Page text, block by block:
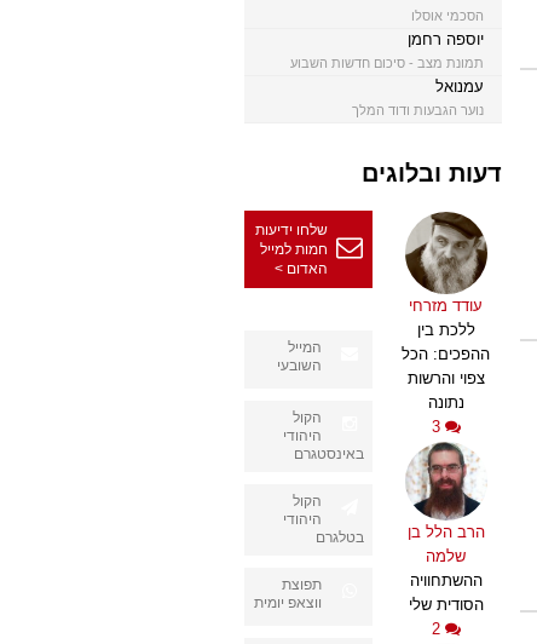
הסכמי אוסלו
יוספה רחמן
תמונת מצב - סיכום חדשות השבוע
עמנואל
נוער הגבעות ודוד המלך
דעות ובלוגים
עודד מזרחי
ללכת בין
ההפכים: הכל
צפוי והרשות
נתונה
3
הרב הלל בן
שלמה
ההשתחוויה
הסודית שלי
2
שלחו ידיעות
חמות למייל
האדום >
המייל
השובעי
הקול
היהודי
באינסטגרם
הקול
היהודי
בטלגרם
תפוצת
ווצאפ יומית